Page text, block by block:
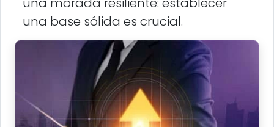
una base sólida es crucial.